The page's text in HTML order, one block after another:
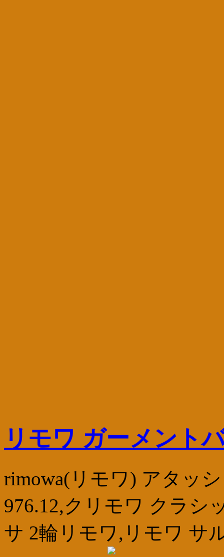
リモワ ガーメント
rimowa(リモワ) アタッ
976.12,クリモワ クラシ
サ 2輪リモワ,リモワ サ